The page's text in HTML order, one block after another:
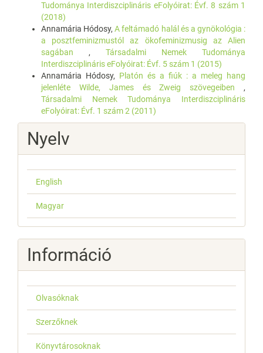
Tudománya Interdiszciplináris eFolyóirat: Évf. 8 szám 1
(2018)
Annamária Hódosy,A feltámadó halál és a gynökológia :
a posztfeminizmustól az ökofeminizmusig az Alien
sagában , Társadalmi Nemek Tudománya
Interdiszciplináris eFolyóirat: Évf. 5 szám 1 (2015)
Annamária Hódosy, Platón és a fiúk : a meleg hang
jelenléte Wilde, James és Zweig szövegeiben ,
Társadalmi Nemek Tudománya Interdiszciplináris
eFolyóirat: Évf. 1 szám 2 (2011)
Nyelv
English
Magyar
Információ
Olvasóknak
Szerzőknek
Könyvtárosoknak